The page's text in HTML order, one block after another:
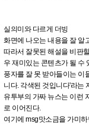
실의미와 다르게 더빙
화면에 나오는 내용을 잘 알
따라서 잘못된 해설을 비판
우 재미있는 콘텐츠가 될 수
풍자를 잘 못 받아들이는 이
니다. 각색된 것입니다'라는
유투부의 가짜 뉴스는 이런
로 이어진다.
여기에 msg맛소금을 가미